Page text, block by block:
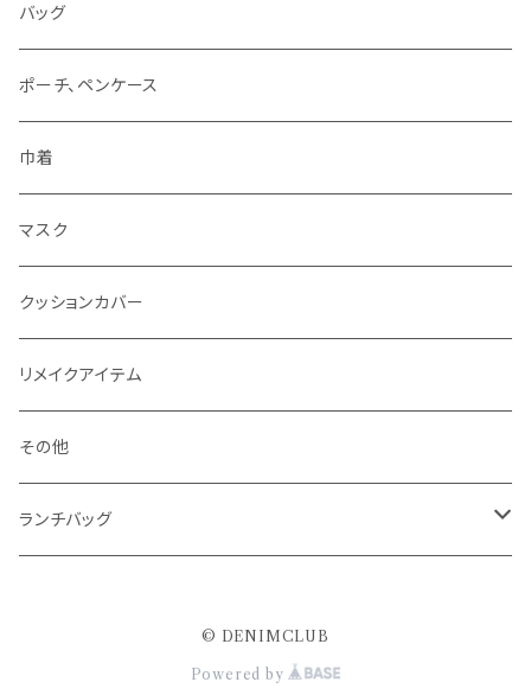
バッグ
ポーチ、ペンケース
巾着
マスク
クッションカバー
リメイクアイテム
その他
ランチバッグ
© DENIMCLUB
Powered by